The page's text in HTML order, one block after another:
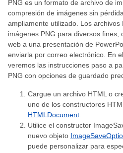
PNG es un formato de archivo de
compresión de imágenes sin
ampliamente utilizado. Los
imágenes PNG para diversos fines,
web a una presentación de
enviarla por correo electrónico. En
veremos las instrucciones paso a
PNG con opciones de guardado
Cargue un archivo HTML o
uno de los constructores
HTMLDocument
Utilice el constructor
nuevo objeto
puede personalizar para